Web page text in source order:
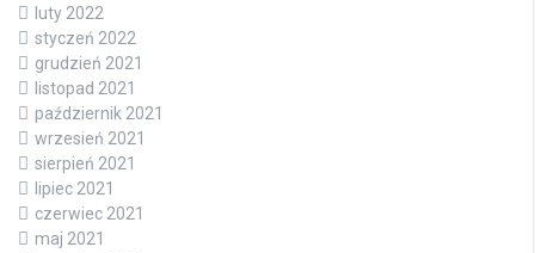
luty 2022
styczeń 2022
grudzień 2021
listopad 2021
październik 2021
wrzesień 2021
sierpień 2021
lipiec 2021
czerwiec 2021
maj 2021